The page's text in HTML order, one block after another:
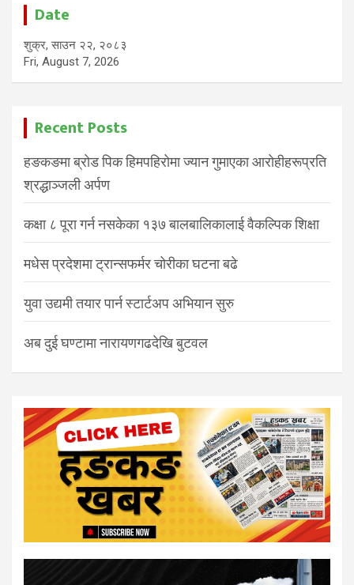
Date
शुक्र, साउन २२, २०८३
Fri, August 7, 2026
Recent Posts
हङकङमा ब्रोड पिक हिमपहिरोमा ज्यान गुमाएका आरोहीहरूप्रति
श्रद्धाञ्जली अर्पण
कक्षा ८ पूरा गर्न नसकेका १३७ बालबालिकालाई वैकल्पिक शिक्षा
मधेस प्रदेशमा ट्रान्सफर्मर चोरीका घटना बढे
युवा उद्यमी तयार पार्न स्टार्टअप अभियान सुरु
अब दुई घण्टामा नारायणगढदेखि बुटवल